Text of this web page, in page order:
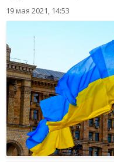
19 мая 2021, 14:53